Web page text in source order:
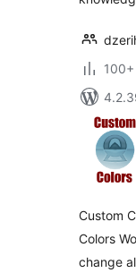
100+
Custom
Colors
change